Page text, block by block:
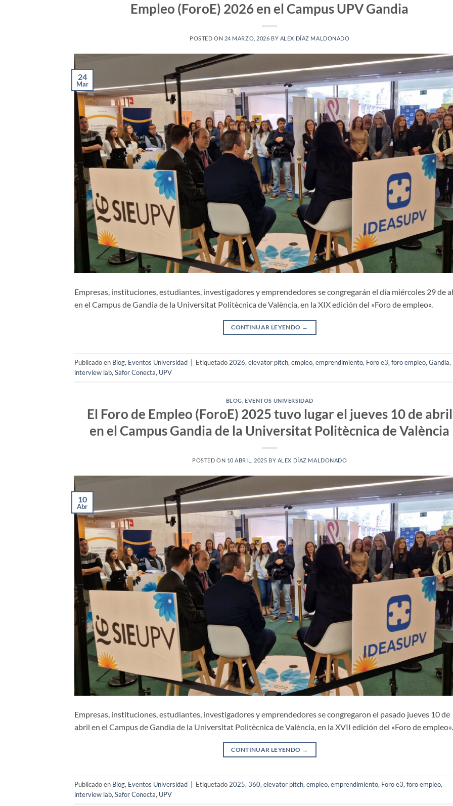
Empleo (ForoE) 2026 en el Campus UPV Gandia
POSTED ON 24 MARZO, 2026 BY ALEX DÍAZ MALDONADO
24
Mar
Empresas, instituciones, estudiantes, investigadores y emprendedores se congregarán el día miércoles 29 de
en el Campus de Gandia de la Universitat Politècnica de València, en la XIX edición del «Foro de empleo».
CONTINUAR LEYENDO →
Publicado en Blog, Eventos Universidad Etiquetado 2026, elevator pitch, empleo, emprendimiento, Foro e3, foro empleo, Gandia,
interview lab, Safor Conecta, UPV
BLOG ,EVENTOS UNIVERSIDAD
El Foro de Empleo (ForoE) 2025 tuvo lugar el jueves 10 de abril
en el Campus Gandia de la Universitat Politècnica de València
POSTED ON 10 ABRIL, 2025 BY ALEX DÍAZ MALDONADO
10
Abr
Empresas, instituciones, estudiantes, investigadores y emprendedores se congregaron el pasado jueves 10 de
abril en el Campus de Gandia de la Universitat Politècnica de València, en la XVII edición del «Foro de empleo».
CONTINUAR LEYENDO →
Publicado en Blog, Eventos Universidad Etiquetado 2025, 360, elevator pitch, empleo, emprendimiento, Foro e3, foro empleo,
interview lab, Safor Conecta, UPV